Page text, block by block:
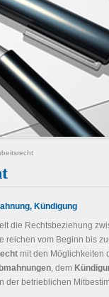
Kündigung
die Rechtsbeziehung
reichen vom Beginn bis
mit den Möglichkeiten
, dem
der betrieblichen